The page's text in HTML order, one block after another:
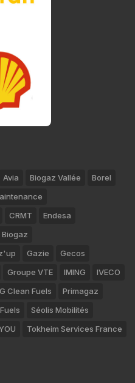
Avia Biogaz Vallée
Borel
CRMT
Endesa
Gazie
Gecos
Groupe VTE IMING
IVECO
Clean Fuels
Primagaz
Séolis Mobilités
Tokheim Services France